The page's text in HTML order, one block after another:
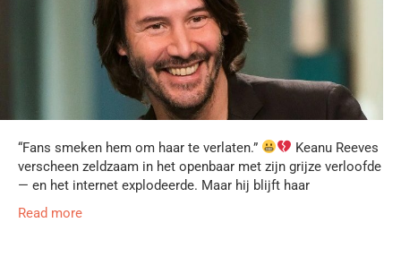
“Fans smeken hem om haar te verlaten.”
Keanu Reeves
verscheen zeldzaam in het openbaar met zijn grijze verloofde
— en het internet explodeerde. Maar hij blijft haar
Read more